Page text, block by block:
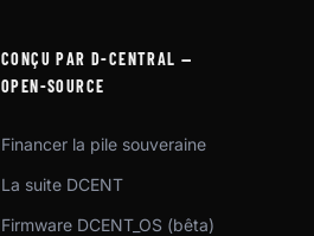
CONÇU PAR D-CENTRAL —
OPEN-SOURCE
Financer la pile souveraine
La suite DCENT
Firmware DCENT_OS (bêta)